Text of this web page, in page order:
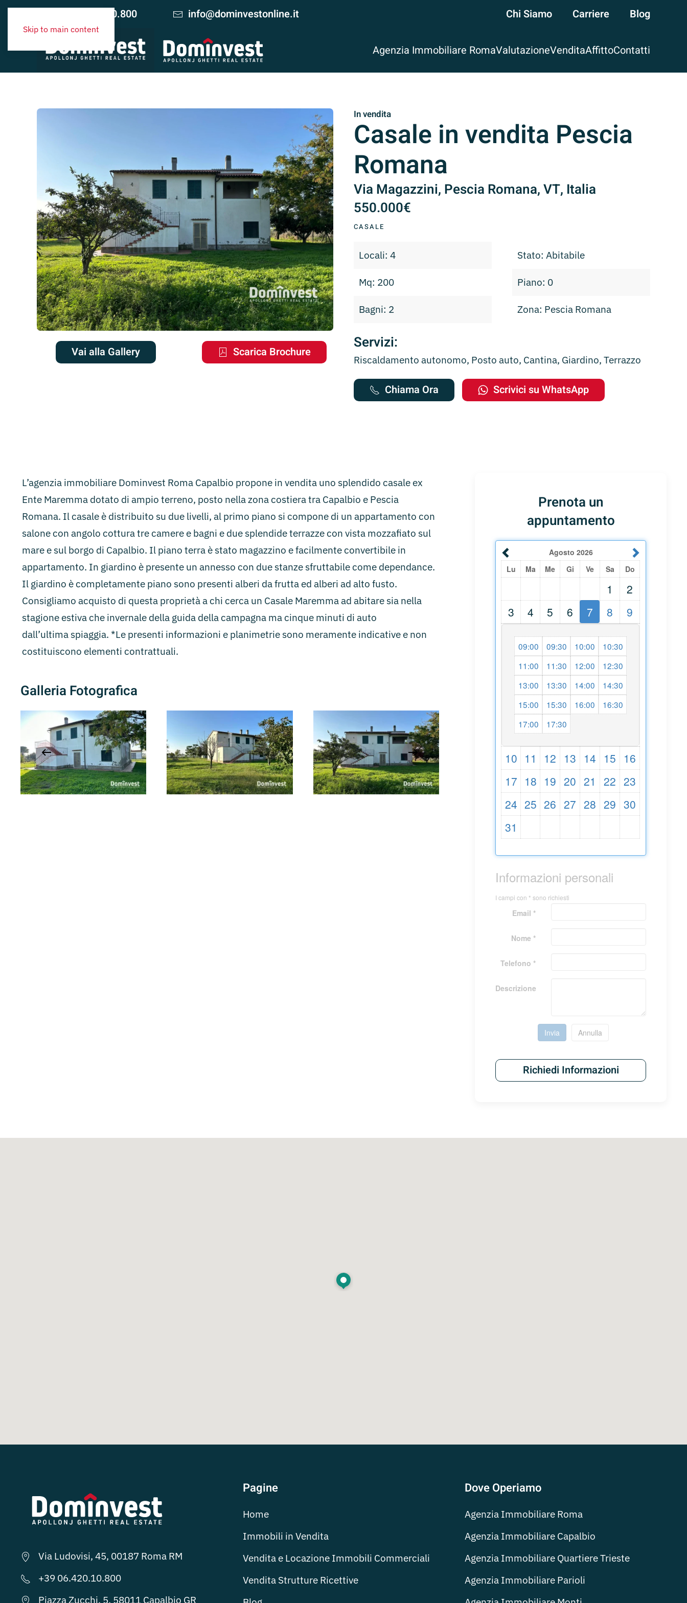
Skip to main content
+39 06.420.10.800 info@dominvestonline.it Chi Siamo Carriere Blog
Agenzia Immobiliare RomaValutazioneVenditaAffittoContatti
Vai alla Gallery Scarica Brochure
In vendita
Casale in vendita Pescia
Romana
Via Magazzini, Pescia Romana, VT, Italia
550.000€
CASALE
Locali: 4
Mq: 200
Bagni: 2
Stato: Abitabile
Piano: 0
Zona: Pescia Romana
Servizi:
Riscaldamento autonomo, Posto auto, Cantina, Giardino, Terrazzo
Chiama Ora Scrivici su WhatsApp
L’agenzia immobiliare Dominvest Roma Capalbio propone in vendita uno splendido casale ex
Ente Maremma dotato di ampio terreno, posto nella zona costiera tra Capalbio e Pescia
Romana. Il casale è distribuito su due livelli, al primo piano si compone di un appartamento con
salone con angolo cottura tre camere e bagni e due splendide terrazze con vista mozzafiato sul
mare e sul borgo di Capalbio. Il piano terra è stato magazzino e facilmente convertibile in
appartamento. In giardino è presente un annesso con due stanze sfruttabile come dependance.
Il giardino è completamente piano sono presenti alberi da frutta ed alberi ad alto fusto.
Consigliamo acquisto di questa proprietà a chi cerca un Casale Maremma ad abitare sia nella
stagione estiva che invernale della guida della campagna ma cinque minuti di auto
dall’ultima spiaggia. *Le presenti informazioni e planimetrie sono meramente indicative e non
costituiscono elementi contrattuali.
Galleria Fotografica
Prenota un
appuntamento
Agosto 2026
Lu
Ma Me Gi Ve Sa Do
1
2
3
4 5 6 7 8 9
09:00 09:30 10:00
10:30
11:00
11:30 12:00
12:30
13:00
13:30 14:00
14:30
15:00
15:30 16:00
16:30
17:00
17:30
10 11 12 13 14 15 16
17 18 19 20 21 22 23
24 25 26 27 28 29 30
31
Informazioni personali
I campi con * sono richiesti
Email *
Nome *
Telefono *
Descrizione
Invia Annulla
Richiedi Informazioni
Via Ludovisi, 45, 00187 Roma RM
+39 06.420.10.800
Piazza Zucchi, 5, 58011 Capalbio GR
Pagine
Home
Immobili in Vendita
Vendita e Locazione Immobili Commerciali
Vendita Strutture Ricettive
Dove Operiamo
Agenzia Immobiliare Roma
Agenzia Immobiliare Capalbio
Agenzia Immobiliare Quartiere Trieste
Agenzia Immobiliare Parioli